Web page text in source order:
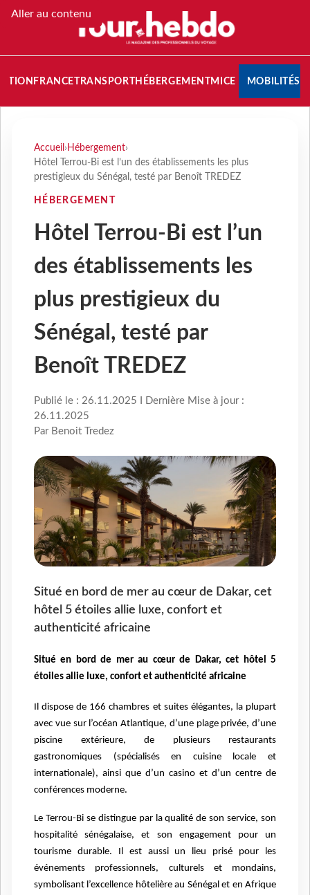
Aller au contenu
FRANCETRANSPORT HÉBERGEMENTMICE MOBILITÉS
Accueil › Hébergement›
Hôtel Terrou-Bi est l’un des établissements les plus
prestigieux du Sénégal, testé par Benoît TREDEZ
HÉBERGEMENT
Hôtel Terrou-Bi est l’un
des établissements les
plus prestigieux du
Sénégal, testé par
Benoît TREDEZ
Publié le : 26.11.2025 I Dernière Mise à jour :
26.11.2025
Par Benoit Tredez
Situé en bord de mer au cœur de Dakar, cet
hôtel 5 étoiles allie luxe, confort et
authenticité africaine
Situé en bord de mer au cœur de Dakar, cet hôtel 5
étoiles allie luxe, confort et authenticité africaine
Il dispose de 166 chambres et suites élégantes, la plupart
avec vue sur l’océan Atlantique, d’une plage privée, d’une
piscine extérieure, de plusieurs restaurants
gastronomiques (spécialisés en cuisine locale et
internationale), ainsi que d’un casino et d’un centre de
conférences moderne.
Le Terrou-Bi se distingue par la qualité de son service, son
hospitalité sénégalaise, et son engagement pour un
tourisme durable. Il est aussi un lieu prisé pour les
événements professionnels, culturels et mondains,
symbolisant l’excellence hôtelière au Sénégal et en Afrique